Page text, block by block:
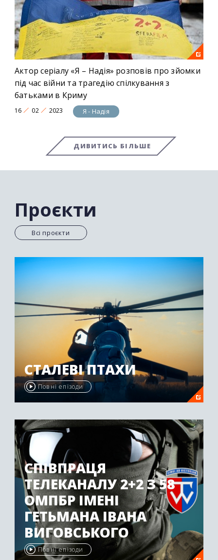
Актор серіалу «Я – Надія» розповів про зйомки
під час війни та трагедію спілкування з
батьками в Криму
16 02 2023 Я - Надія
ДИВИТИСЬ БІЛЬШЕ
Проєкти
Всі проєкти
СТАЛЕВІ ПТАХИ
Повні епізоди
СПІВПРАЦЯ
ТЕЛЕКАНАЛУ 2+2 З 58
ОМПБР ІМЕНІ
ГЕТЬМАНА ІВАНА
ВИГОВСЬКОГО
Повні епізоди